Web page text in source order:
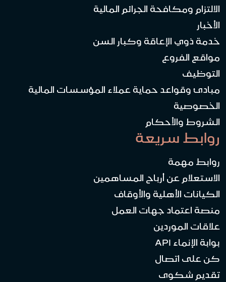
الالتزام ومكافحة الجرائم المالية
الأخبار
خدمة ذوي الإعاقة وكبار السن
مواقع الفروع
التوظيف
مبادئ وقواعد حماية عملاء المؤسسات المالية
الخصوصية
الشروط والأحكام
روابط سريعة
روابط مهمة
الاستعلام عن أرباح المساهمين
الكيانات الأهلية والأوقاف
منصة اعتماد جهات العمل
علاقات الموردين
بوابة الإنماء API
كن على اتصال
تقديم شكوى